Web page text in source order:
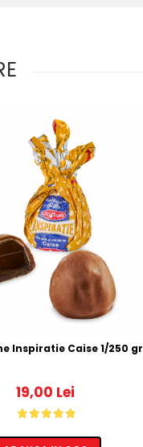
Inspiratie Caise 1/250 gr
19,00 Lei